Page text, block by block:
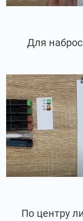
Для
По центру